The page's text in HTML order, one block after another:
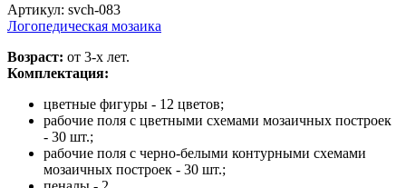
Артикул: svch-083
Логопедическая мозаика
Возраст: от 3-х лет.
Комплектация:
цветные фигуры - 12 цветов;
рабочие поля с цветными схемами мозаичных построек
- 30 шт.;
рабочие поля с черно-белыми контурными схемами
мозаичных построек - 30 шт.;